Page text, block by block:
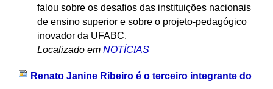
falou sobre os desafios das instituições nacionais
de ensino superior e sobre o projeto-pedagógico
inovador da UFABC.
Localizado em NOTÍCIAS
Renato Janine Ribeiro é o terceiro integrante do